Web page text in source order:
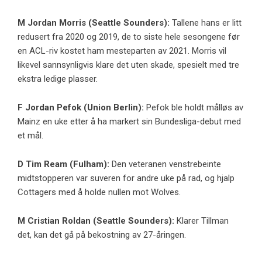
M Jordan Morris (Seattle Sounders): Tallene hans er litt
redusert fra 2020 og 2019, de to siste hele sesongene før
en ACL-riv kostet ham mesteparten av 2021. Morris vil
likevel sannsynligvis klare det uten skade, spesielt med tre
ekstra ledige plasser.
F Jordan Pefok (Union Berlin): Pefok ble holdt målløs av
Mainz en uke etter å ha markert sin Bundesliga-debut med
et mål.
D Tim Ream (Fulham): Den veteranen venstrebeinte
midtstopperen var suveren for andre uke på rad, og hjalp
Cottagers med å holde nullen mot Wolves.
M Cristian Roldan (Seattle Sounders): Klarer Tillman
det, kan det gå på bekostning av 27-åringen.